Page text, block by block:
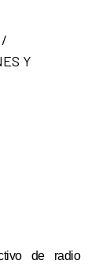
de radio
Y